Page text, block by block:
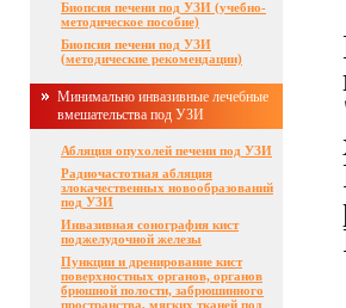
Биопсия печени под УЗИ (учебно-
методическое пособие)
Биопсия печени под УЗИ
(методические рекомендации)
Минимально инвазивные лечебные
вмешательства под УЗИ
Абляция опухолей печени под УЗИ
Радиочастотная абляция
злокачественных новообразований
под УЗИ
Инвазивная сонография кист
поджелудочной железы
Пункции и дренирование кист
поверхностных органов, органов
брюшной полости, забрюшинного
пространства, мягких тканей под